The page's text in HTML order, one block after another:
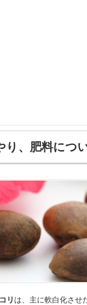
り、肥料につ
リ は、主に軟白化させ